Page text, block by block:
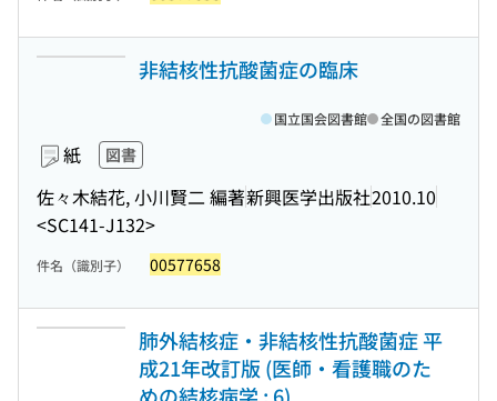
非結核性抗酸菌症の臨床
紙 図書
佐々木結花, 小川賢二 編著新興医学出版社2010.10
<SC141-J132>
国立国会図書館 全国の図書館
件名（識別子） 00577658
肺外結核症・非結核性抗酸菌症 平
成21年改訂版 (医師・看護職のた